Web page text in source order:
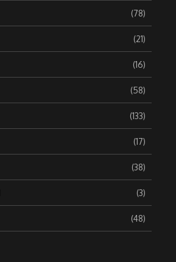
(78)
(21)
(16)
(58)
(133)
(17)
(38)
(3)
(48)